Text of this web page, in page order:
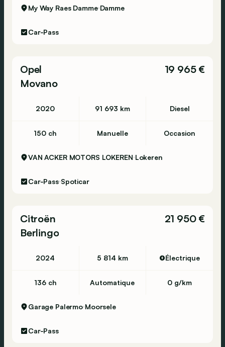
My Way Raes Damme Damme
Car-Pass
Opel
Movano
19 965 €
2020 91 693 km Diesel
150 ch Manuelle Occasion
VAN ACKER MOTORS LOKEREN Lokeren
Car-Pass Spoticar
Citroën
Berlingo
21 950 €
2024 5 814 km Électrique
136 ch Automatique 0 g/km
Garage Palermo Moorsele
Car-Pass